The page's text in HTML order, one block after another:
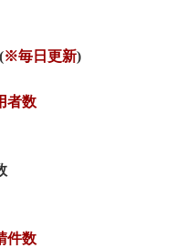
※毎日更新)
者数
件数